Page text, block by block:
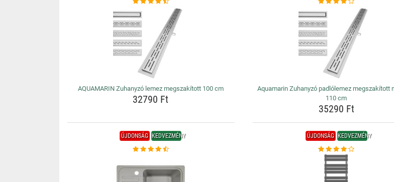
AQUAMARIN Zuhanyzó lemez megszakított 100 cm
32790 Ft
Aquamarin Zuhanyzó padlólemez megszakított
110 cm
35290 Ft
ÚJDONSÁG KEDVEZMÉNY ÚJDONSÁG KEDVEZMÉNY